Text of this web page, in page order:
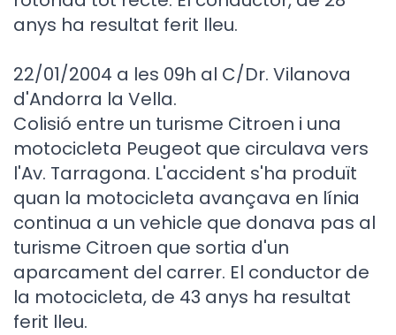
anys ha resultat ferit lleu.
22/01/2004 a les 09h al C/Dr. Vilanova
d'Andorra la Vella.
Colisió entre un turisme Citroen i una
motocicleta Peugeot que circulava vers
l'Av. Tarragona. L'accident s'ha produït
quan la motocicleta avançava en línia
continua a un vehicle que donava pas al
turisme Citroen que sortia d'un
aparcament del carrer. El conductor de
la motocicleta, de 43 anys ha resultat
ferit lleu.